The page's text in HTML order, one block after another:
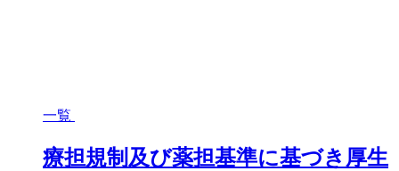
一覧
療担規制及び薬担基準に基づき厚生